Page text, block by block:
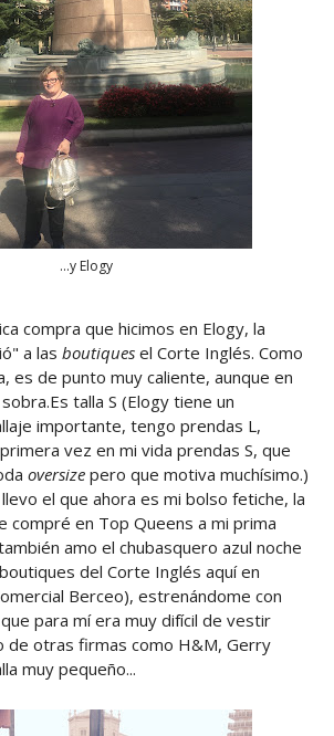
...y Elogy
compra que hicimos en Elogy, la
a las boutiquesel Corte Inglés. Como
es de punto muy caliente, aunque en
talla S (Elogy tiene un
importante, tengo prendas L,
vez en mi vida prendas S, que
oversizepero que motiva muchísimo.)
el que ahora es mi bolso fetiche, la
compré en Top Queens a mi prima
amo el chubasquero azul noche
del Corte Inglés aquí en
Berceo), estrenándome con
para mí era muy difícil de vestir
de otras firmas como H&M, Gerry
muy pequeño...